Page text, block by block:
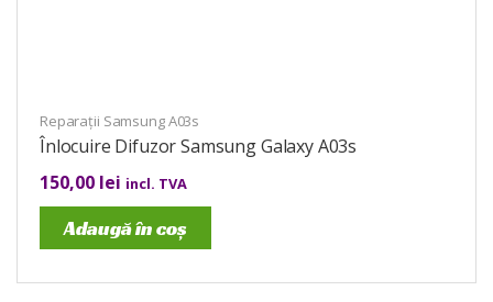
Reparații Samsung A03s
Înlocuire Difuzor Samsung Galaxy A03s
150,00 lei incl. TVA
Adaugă în coș